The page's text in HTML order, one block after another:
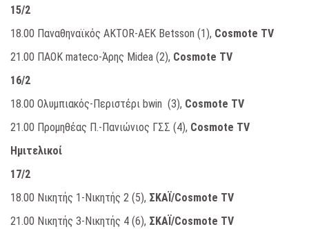
15/2
18.00 Παναθηναϊκός AKTOR-ΑΕΚ Betsson (1), Cosmote TV
21.00 ΠΑΟΚ mateco-Άρης Midea (2), Cosmote TV
16/2
18.00 Ολυμπιακός-Περιστέρι bwin (3), Cosmote TV
21.00 Προμηθέας Π.-Πανιώνιος ΓΣΣ (4), Cosmote TV
Ημιτελικοί
17/2
18.00 Νικητής 1-Νικητής 2 (5), ΣΚΑΪ/Cosmote TV
21.00 Νικητής 3-Νικητής 4 (6), ΣΚΑΪ/Cosmote TV